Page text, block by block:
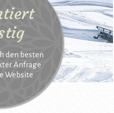
den besten
Anfrage
Website